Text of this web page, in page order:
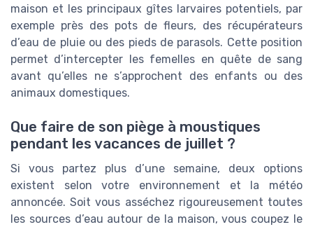
maison et les principaux gîtes larvaires potentiels, par
exemple près des pots de fleurs, des récupérateurs
d’eau de pluie ou des pieds de parasols. Cette position
permet d’intercepter les femelles en quête de sang
avant qu’elles ne s’approchent des enfants ou des
animaux domestiques.
Que faire de son piège à moustiques
pendant les vacances de juillet ?
Si vous partez plus d’une semaine, deux options
existent selon votre environnement et la météo
annoncée. Soit vous asséchez rigoureusement toutes
les sources d’eau autour de la maison, vous coupez le